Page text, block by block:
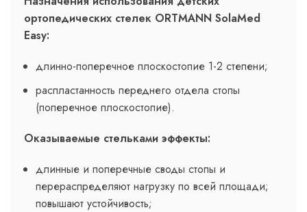
ортопедических стелек ORTMANN SolaMed
Easy:
длинно-поперечное плоскостопие 1-2 степени;
распластанность переднего отдела стопы
(поперечное плоскостопие).
Оказываемые стельками эффекты:
длинные и поперечные своды стопы и
перераспределяют нагрузку по всей площади;
повышают устойчивость;